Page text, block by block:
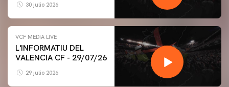
30 julio 2026
VCF MEDIA LIVE
L'INFORMATIU DEL
VALENCIA CF - 29/07/26
29 julio 2026